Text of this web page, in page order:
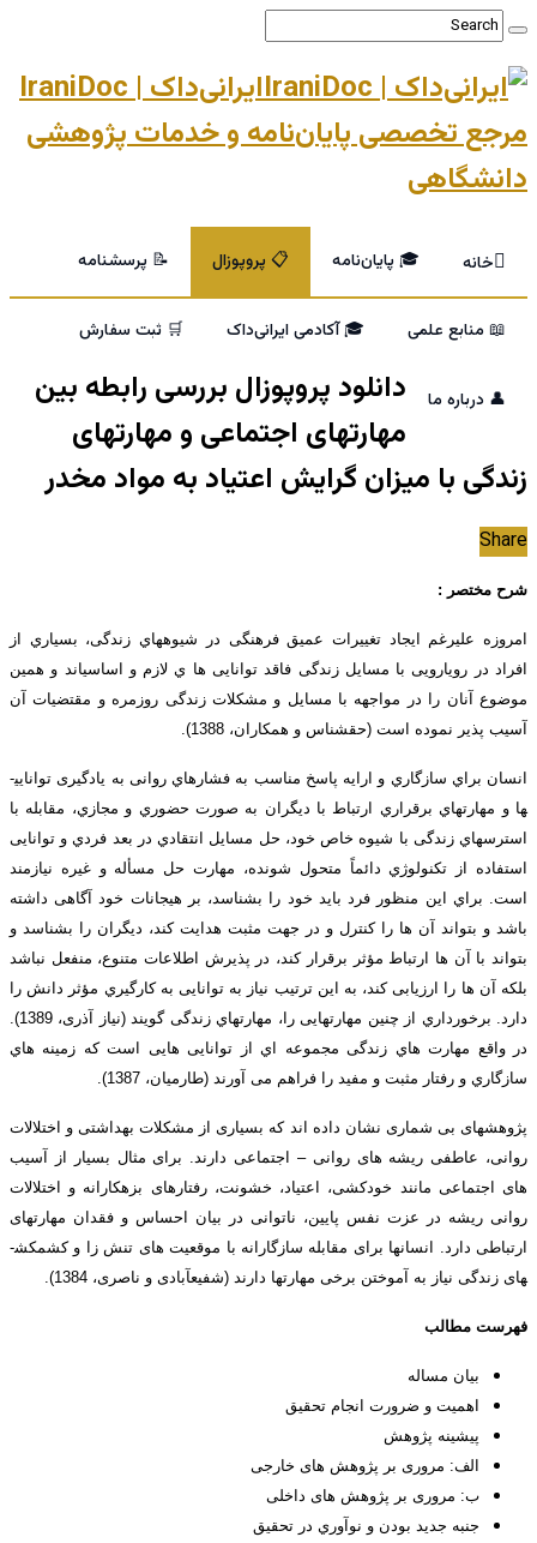
ایرانی‌داک | IraniDoc
مرجع تخصصی پایان‌نامه و خدمات پژوهشی
دانشگاهی
خانه 🎓 پایان‌نامه 📋 پروپوزال 📝 پرسشنامه
📖 منابع علمی 🎓 آکادمی ایرانی‌داک 🛒 ثبت سفارش
👤 درباره ما
دانلود پروپوزال بررسی رابطه بین
مهارتهای اجتماعی و مهارتهای
زندگی با میزان گرایش اعتیاد به مواد مخدر
Share
شرح مختصر :
امروزه علیرغم ایجاد تغییرات عمیق فرهنگی در شیوه­هاي زندگی، بسیاري از
افراد در رویارویی با مسایل زندگی فاقد توانایی ها ي لازم و اساسی­اند و همین
موضوع آنان را در مواجهه با مسایل و مشکلات زندگی روزمره و مقتضیات آن
آسیب پذیر نموده است (حق­شناس و همکاران، 1388).
انسان براي سازگاري و ارایه پاسخ مناسب به فشارهاي روانی به یادگیری توانایی­
ها و مهارت­هاي برقراري ارتباط با دیگران به صورت حضوري و مجازي، مقابله با
استرس­هاي زندگی با شیوه خاص خود، حل مسایل انتقادي در بعد فردي و توانایی
استفاده از تکنولوژي دائماً متحول شونده، مهارت حل مسأله و غیره نیازمند
است. براي این منظور فرد باید خود را بشناسد، بر هیجانات خود آگاهی داشته
باشد و بتواند آن ها را کنترل و در جهت مثبت هدایت کند، دیگران را بشناسد و
بتواند با آن ها ارتباط مؤثر برقرار کند، در پذیرش اطلاعات متنوع، منفعل نباشد
بلکه آن ها را ارزیابی کند، به این ترتیب نیاز به توانایی به کارگیري مؤثر دانش را
دارد. برخورداري از چنین مهارت­هایی را، مهارتهاي زندگی گویند (نیاز آذری، 1389).
در واقع مهارت هاي زندگی مجموعه اي از توانایی هایی است که زمینه هاي
سازگاري و رفتار مثبت و مفید را فراهم می آورند (طارمیان، 1387).
پژوهش­های بی شماری نشان داده اند که بسیاری از مشکلات بهداشتی و اختلالات
روانی، عاطفی ریشه های روانی – اجتماعی دارند. برای مثال بسیار از آسیب
های اجتماعی مانند خودکشی، اعتیاد، خشونت، رفتارهای بزهکارانه و اختلالات
روانی ریشه در عزت نفس پایین، ناتوانی در بیان احساس و فقدان مهارتهای
ارتباطی دارد. انسانها برای مقابله سازگارانه با موقعیت های تنش زا و کشمکش­
های زندگی نیاز به آموختن برخی مهارتها دارند (شفیع­آبادی و ناصری، 1384).
فهرست مطالب
بیان مساله
اهمیت و ضرورت انجام تحقیق
پیشینه پژوهش
الف: مروری بر پژوهش­ های خارجی
ب: مروری بر پژوهش­ های داخلی
جنبه جديد بودن و نوآوري در تحقيق